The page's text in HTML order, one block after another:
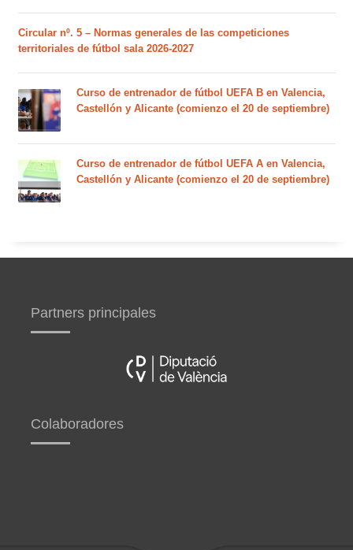
Circular nº. 5 – Normas generales de las competiciones
territoriales de fútbol sala 2026-2027
Curso de entrenador de fútbol UEFA B en Valencia,
Castellón y Alicante (comienzo el 20 de septiembre)
Curso de entrenador de fútbol UEFA A en Valencia,
Castellón y Alicante (comienzo el 20 de septiembre)
Partners principales
Colaboradores